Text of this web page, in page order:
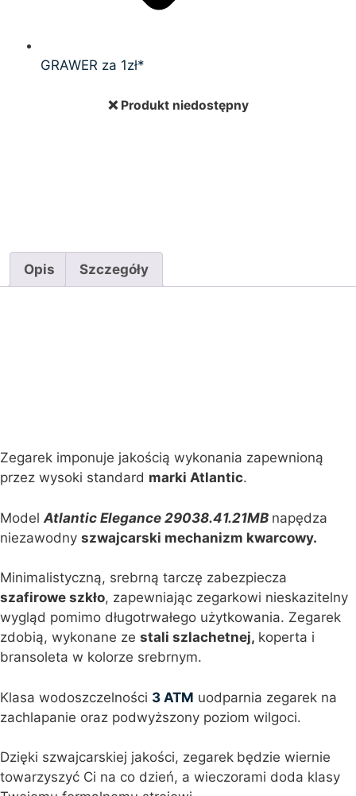
GRAWER za 1zł*
❌ Produkt niedostępny
Opis Szczegóły
Zegarek imponuje jakością wykonania zapewnioną
przez wysoki standard marki Atlantic.
Model Atlantic Elegance 29038.41.21MB napędza
niezawodny szwajcarski mechanizm kwarcowy.
Minimalistyczną, srebrną tarczę zabezpiecza
szafirowe szkło, zapewniając zegarkowi nieskazitelny
wygląd pomimo długotrwałego użytkowania. Zegarek
zdobią, wykonane ze stali szlachetnej, koperta i
bransoleta w kolorze srebrnym.
Klasa wodoszczelności 3 ATM uodparnia zegarek na
zachlapanie oraz podwyższony poziom wilgoci.
Dzięki szwajcarskiej jakości, zegarek będzie wiernie
towarzyszyć Ci na co dzień, a wieczorami doda klasy